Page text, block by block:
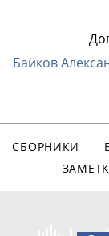
Байков
СБОРНИКИ